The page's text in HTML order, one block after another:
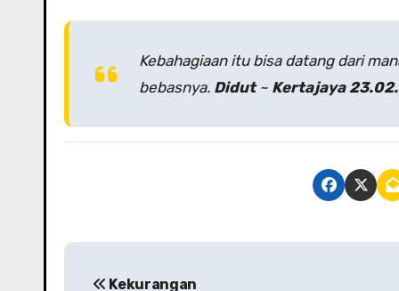
Kebahagiaan itu bisa datang dari
bebasnya. Didut~ Kertajaya
P
Kekurangan